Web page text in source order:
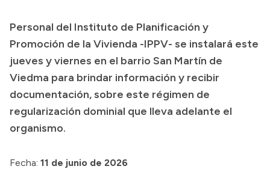
Boletín Oficial
Compras y licitaciones
Consulta de expedientes
Consulta de pago a proveedores
Convocatorias
Intranet
Personal del Instituto de Planificación y
Promoción de la Vivienda -IPPV- se instalará este
jueves y viernes en el barrio San Martín de
Viedma para brindar información y recibir
documentación, sobre este régimen de
regularización dominial que lleva adelante el
organismo.
Fecha: 11 de junio de 2026